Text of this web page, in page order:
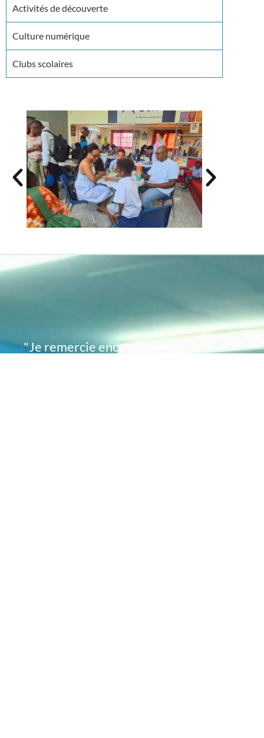
Activités de découverte
Culture numérique
Clubs scolaires
"Je remercie encore une